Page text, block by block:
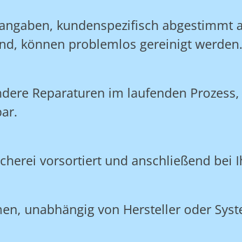
kundenspezifisch
können problemlos gereinigt werden.
Reparaturen im laufenden
vorsortiert und anschließend bei
unabhängig von Hersteller oder